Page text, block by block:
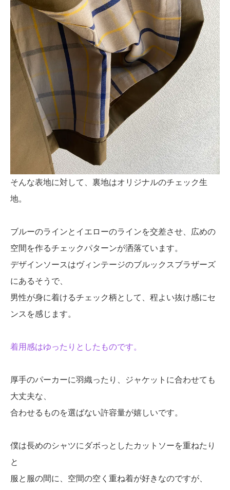
そんな表地に対して、裏地はオリジナルのチェック生
地。
ブルーのラインとイエローのラインを交差させ、広めの
空間を作るチェックパターンが洒落ています。
デザインソースはヴィンテージのブルックスブラザーズ
にあるそうで、
男性が身に着けるチェック柄として、程よい抜け感にセ
ンスを感じます。
着用感はゆったりとしたものです。
厚手のパーカーに羽織ったり、ジャケットに合わせても
大丈夫な、
合わせるものを選ばない許容量が嬉しいです。
僕は長めのシャツにダボっとしたカットソーを重ねたり
と
服と服の間に、空間の空く重ね着が好きなのですが、